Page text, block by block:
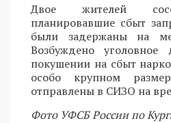
Двое жителей
планировавшие сбыт
были задержаны на
Возбуждено
покушении на сбыт
особо крупном
отправлены в СИЗО на
Фото УФСБ России по